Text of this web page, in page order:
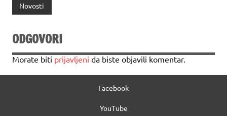
Novosti
ODGOVORI
Morate biti prijavljeni da biste objavili komentar.
Facebook
YouTube